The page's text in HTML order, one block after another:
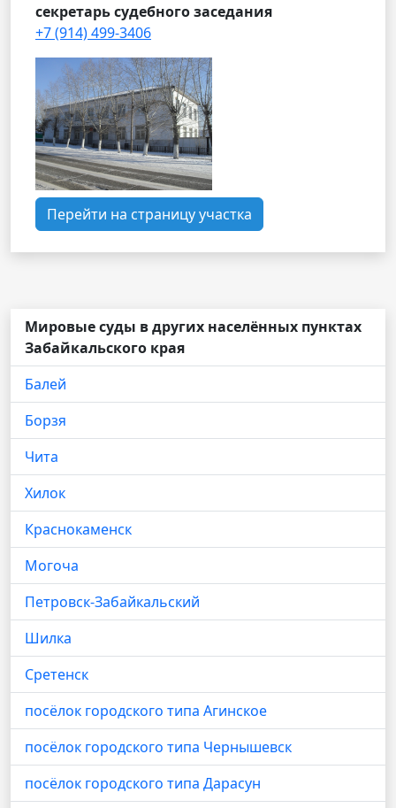
секретарь судебного заседания
+7 (914) 499-3406
Перейти на страницу участка
Мировые суды в других населённых пунктах
Забайкальского края
Балей
Борзя
Чита
Хилок
Краснокаменск
Могоча
Петровск-Забайкальский
Шилка
Сретенск
посёлок городского типа Агинское
посёлок городского типа Чернышевск
посёлок городского типа Дарасун